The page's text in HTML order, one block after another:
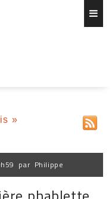
»
par Philippe